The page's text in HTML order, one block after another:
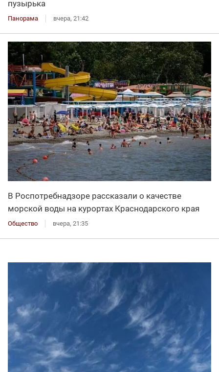
пузырька
Панорама вчера, 21:42
В Роспотребнадзоре рассказали о качестве
морской воды на курортах Краснодарского края
Общество вчера, 21:35